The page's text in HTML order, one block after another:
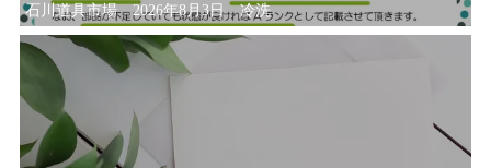
石川道具市場 2026年8月3日 冷洗